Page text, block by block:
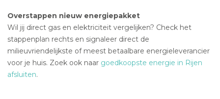
Overstappen nieuw energiepakket
Wil jij direct gas en elektriciteit vergelijken? Check het
stappenplan rechts en signaleer direct de
milieuvriendelijkste of meest betaalbare energieleverancier
voor je huis. Zoek ook naar goedkoopste energie in Rijen
afsluiten.